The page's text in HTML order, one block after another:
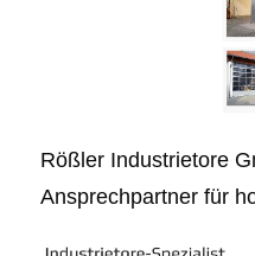
Rößler Industrietore
Ansprechpartner für